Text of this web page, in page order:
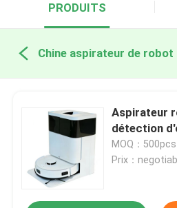
PRODUITS
Chine aspirateur de robot
Aspirateur
détection
MOQ：500pcs
Prix：